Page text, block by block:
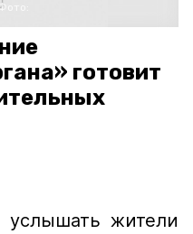
готовит
услышать жители